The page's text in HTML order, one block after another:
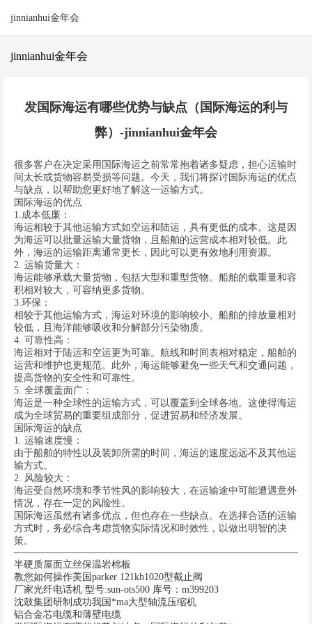
jinnianhui金年会
jinnianhui金年会
发国际海运有哪些优势与缺点（国际海运的利与
弊）-jinnianhui金年会
很多客户在决定采用国际海运之前常常抱着诸多疑虑，担心运输时
间太长或货物容易受损等问题。今天，我们将探讨国际海运的优点
与缺点，以帮助您更好地了解这一运输方式。
国际海运的优点
1.成本低廉：
海运相较于其他运输方式如空运和陆运，具有更低的成本。这是因
为海运可以批量运输大量货物，且船舶的运营成本相对较低。此
外，海运的运输距离通常更长，因此可以更有效地利用资源。
2. 运输货量大：
海运能够承载大量货物，包括大型和重型货物。船舶的载重量和容
积相对较大，可容纳更多货物。
3.环保：
相较于其他运输方式，海运对环境的影响较小。船舶的排放量相对
较低，且海洋能够吸收和分解部分污染物质。
4. 可靠性高：
海运相对于陆运和空运更为可靠。航线和时间表相对稳定，船舶的
运营和维护也更规范。此外，海运能够避免一些天气和交通问题，
提高货物的安全性和可靠性。
5. 全球覆盖面广：
海运是一种全球性的运输方式，可以覆盖到全球各地。这使得海运
成为全球贸易的重要组成部分，促进贸易和经济发展。
国际海运的缺点
1. 运输速度慢：
由于船舶的特性以及装卸所需的时间，海运的速度远远不及其他运
输方式。
2. 风险较大：
海运受自然环境和季节性风的影响较大，在运输途中可能遭遇意外
情况，存在一定的风险性。
国际海运虽然有诸多优点，但也存在一些缺点。在选择合适的运输
方式时，务必综合考虑货物实际情况和时效性，以做出明智的决
策。
半硬质屋面立丝保温岩棉板
教您如何操作美国parker 121kh1020型截止阀
厂家光纤电话机 型号:sun-ots500 库号：m399203
沈鼓集团研制成功我国*ma大型轴流压缩机
铝合金芯电缆和薄壁电缆